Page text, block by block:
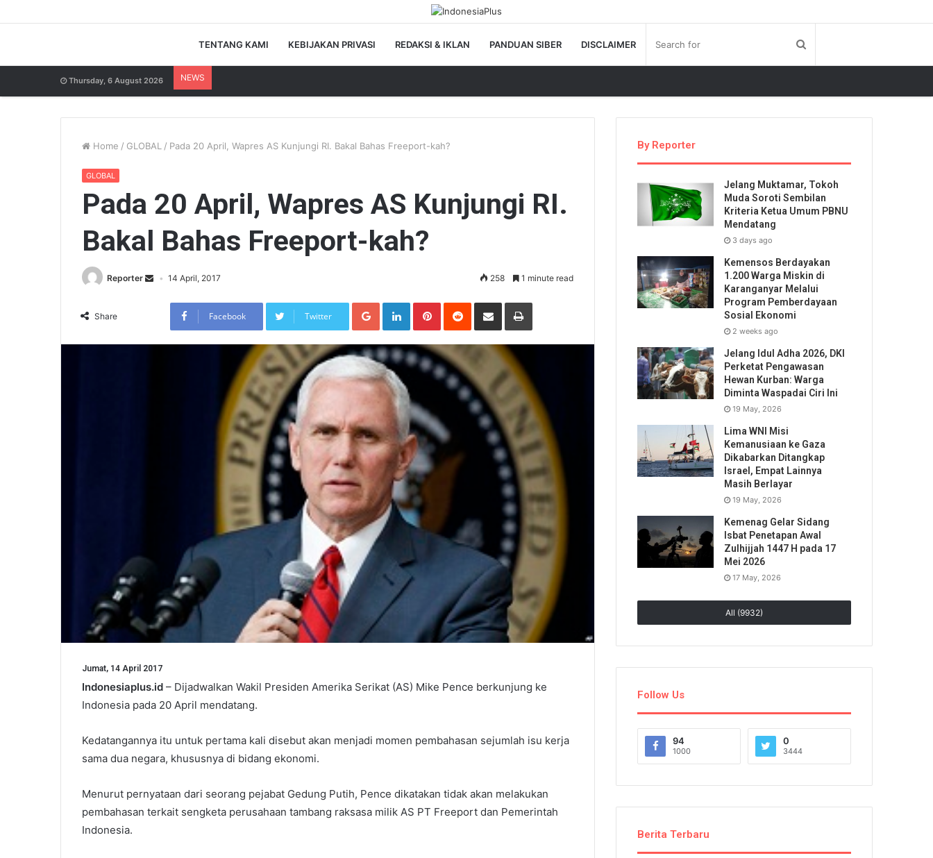
TENTANG KAMI KEBIJAKAN PRIVASI REDAKSI & IKLAN PANDUAN SIBER DISCLAIMER
Thursday, 6 August 2026 NEWS
Home / GLOBAL / Pada 20 April, Wapres AS Kunjungi RI. Bakal Bahas Freeport-kah?
GLOBAL
Pada 20 April, Wapres AS Kunjungi RI.
Bakal Bahas Freeport-kah?
Reporter 14 April, 2017 258 1 minute read
Share Facebook Twitter
Google+LinkedInPinterestReddit Share via Email Print
Jumat, 14 April 2017
Indonesiaplus.id – Dijadwalkan Wakil Presiden Amerika Serikat (AS) Mike Pence berkunjung ke
Indonesia pada 20 April mendatang.
Kedatangannya itu untuk pertama kali disebut akan menjadi momen pembahasan sejumlah isu kerja
sama dua negara, khususnya di bidang ekonomi.
Menurut pernyataan dari seorang pejabat Gedung Putih, Pence dikatakan tidak akan melakukan
pembahasan terkait sengketa perusahaan tambang raksasa milik AS PT Freeport dan Pemerintah
Indonesia.
By Reporter
Jelang Muktamar, Tokoh
Muda Soroti Sembilan
Kriteria Ketua Umum PBNU
Mendatang
3 days ago
Kemensos Berdayakan
1.200 Warga Miskin di
Karanganyar Melalui
Program Pemberdayaan
Sosial Ekonomi
2 weeks ago
Jelang Idul Adha 2026, DKI
Perketat Pengawasan
Hewan Kurban: Warga
Diminta Waspadai Ciri Ini
19 May, 2026
Lima WNI Misi
Kemanusiaan ke Gaza
Dikabarkan Ditangkap
Israel, Empat Lainnya
Masih Berlayar
19 May, 2026
Kemenag Gelar Sidang
Isbat Penetapan Awal
Zulhijjah 1447 H pada 17
Mei 2026
17 May, 2026
All (9932)
Follow Us
94
1000
0
3444
Berita Terbaru